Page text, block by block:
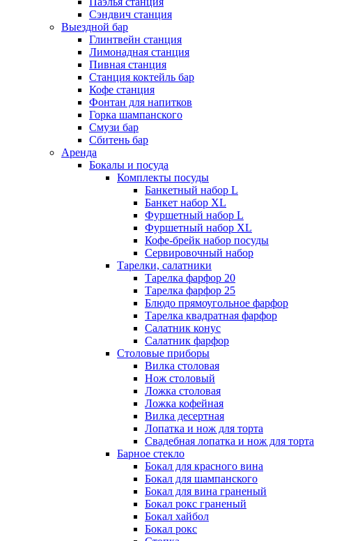
Сэндвич станция
Выездной бар
Глинтвейн станция
Лимонадная станция
Пивная станция
Станция коктейль бар
Кофе станция
Фонтан для напитков
Горка шампанского
Смузи бар
Сбитень бар
Аренда
Бокалы и посуда
Комплекты посуды
Банкетный набор L
Банкет набор XL
Фуршетный набор L
Фуршетный набор ХL
Кофе-брейк набор посуды
Сервировочный набор
Тарелки, салатники
Тарелка фарфор 20
Тарелка фарфор 25
Блюдо прямоугольное фарфор
Тарелка квадратная фарфор
Салатник конус
Салатник фарфор
Столовые приборы
Вилка столовая
Нож столовый
Ложка столовая
Ложка кофейная
Вилка десертная
Лопатка и нож для торта
Свадебная лопатка и нож для торта
Барное стекло
Бокал для красного вина
Бокал для шампанского
Бокал для вина граненый
Бокал рокс граненый
Бокал хайбол
Бокал рокс